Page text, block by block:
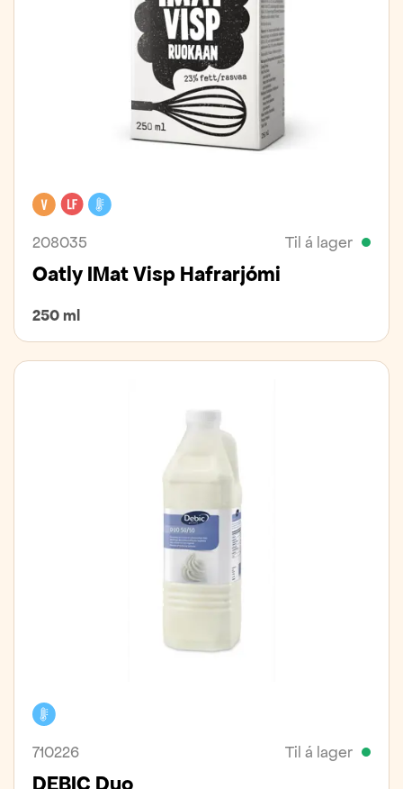
VeganLaktósafrítt
208035 Til á lager
Oatly IMat Visp Hafrarjómi
250 ml
710226 Til á lager